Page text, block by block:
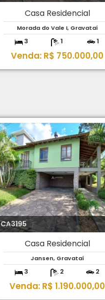
Casa Residencial
Morada do Vale I, Gravataí
3 1 1
Venda: R$ 750.000,00
CA3195
Casa Residencial
Jansen, Gravataí
3 2 2
Venda: R$ 1.190.000,00